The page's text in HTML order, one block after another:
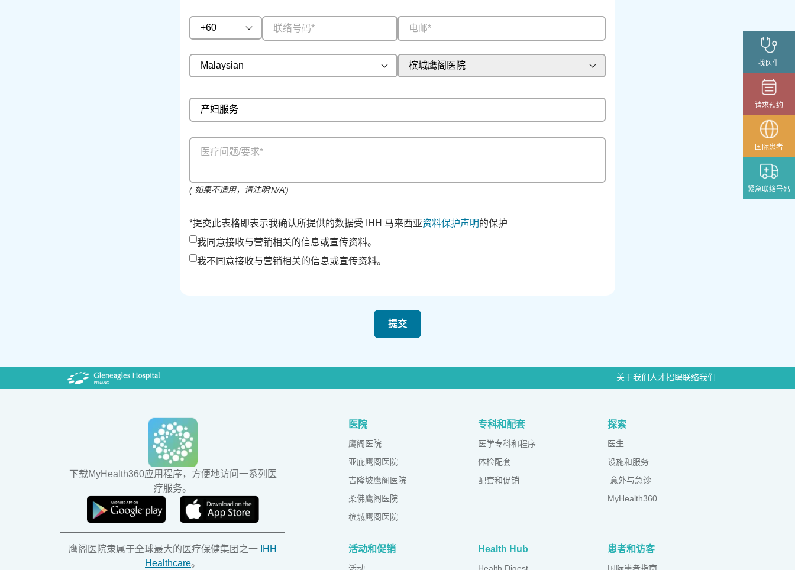
找医生
请求预约
国际患者
紧急联络号码
+60
Malaysian 槟城鹰阁医院
( 如果不适用，请注明’N/A’)
*提交此表格即表示我确认所提供的数据受 IHH 马来西亚资料保护声明的保护
我同意接收与营销相关的信息或宣传资料。
我不同意接收与营销相关的信息或宣传资料。
提交
关于我们人才招聘联络我们
下载MyHealth360应用程序，方便地访问一系列医
疗服务。
鹰阁医院隶属于全球最大的医疗保健集团之一 IHH
Healthcare。
医院
鹰阁医院
亚庇鹰阁医院
吉隆坡鹰阁医院
柔佛鹰阁医院
槟城鹰阁医院
专科和配套
医学专科和程序
体检配套
配套和促销
探索
医生
设施和服务
意外与急诊
MyHealth360
活动和促销 Health Hub 患者和访客